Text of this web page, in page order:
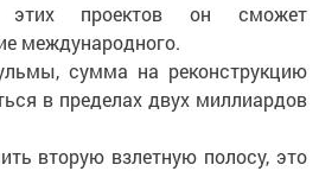
этих проектов он сможет
международного.
сумма на реконструкцию
в пределах двух миллиардов
вторую взлетную полосу, это